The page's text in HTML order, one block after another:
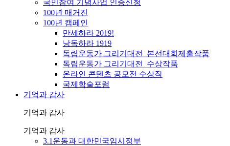
국민참여 기념사업 인증신청
100년 매거진
100년 캠페인
만세하라 2019!
낭독하라 1919
독립운동가 그리기대전_본선대회제출작품
독립운동가 그리기대전_수상작품
온라인 콘텐츠 공모전 수상작
국제학술포럼
기억과 감사
기억과 감사
기억과 감사
3.1운동과 대한민국임시정부